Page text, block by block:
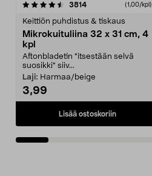
3814arvostelut (1,00/kpl)
Keittiön puhdistus & tiskaus
Mikrokuituliina 32 x 31 cm, 4
kpl
Aftonbladetin "itsestään selvä
suosikki" siiv...
Laji: Harmaa/beige
3,99
Lisää ostoskoriin
4.5viidestä